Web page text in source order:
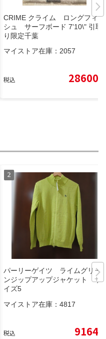
CRIME クライム ロングフィッ
シュ サーフボード 7'10\" 引取
り限定千葉
マイストア在庫： 2057
税込 28600
パーリーゲイツ ライムグリー
ンジップアップジャケット サ
イズ5
マイストア在庫： 4817
税込 9164